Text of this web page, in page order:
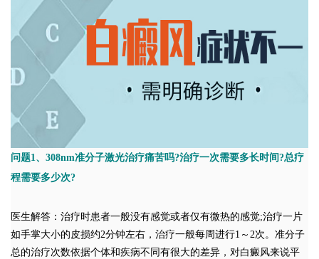
问题1、308nm准分子激光治疗痛苦吗?治疗一次需要多长时间?总疗
程需要多少次?
医生解答：治疗时患者一般没有感觉或者仅有微热的感觉;治疗一片
如手掌大小的皮损约2分钟左右，治疗一般每周进行1～2次。准分子
总的治疗次数依据个体和疾病不同有很大的差异，对白癜风来说平